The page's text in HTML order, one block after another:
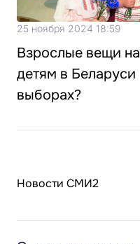
25 ноября 2024 18:59
Взрослые вещи
детям в
выборах?
Новости СМИ2